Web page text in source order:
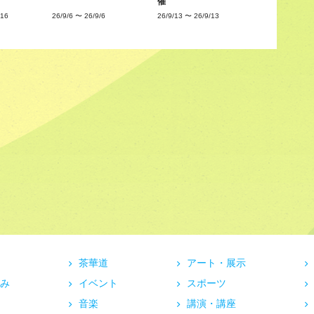
26/9/6 〜 26/9/6 26/9/13 〜 26/9/13
茶華道
イベント
音楽
アート・展示
スポーツ
講演・講座